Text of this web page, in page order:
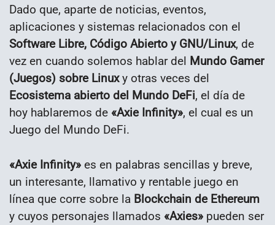
Dado que, aparte de noticias, eventos,
aplicaciones y sistemas relacionados con el
Software Libre, Código Abierto y GNU/Linux, de
vez en cuando solemos hablar del Mundo Gamer
(Juegos) sobre Linuxy otras veces del
Ecosistema abierto del Mundo DeFi, el día de
hoy hablaremos de «Axie Infinity», el cual es un
Juego del Mundo DeFi.
«Axie Infinity» es en palabras sencillas y breve,
un interesante, llamativo y rentable juego en
línea que corre sobre la Blockchain de Ethereum
y cuyos personajes llamados «Axies» pueden ser